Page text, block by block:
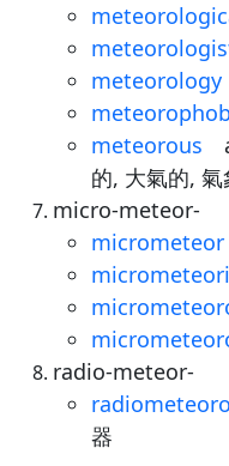
meteorology
meteorous
的, 大氣的, 氣
micro-meteor-
micrometeor
radio-meteor-
器